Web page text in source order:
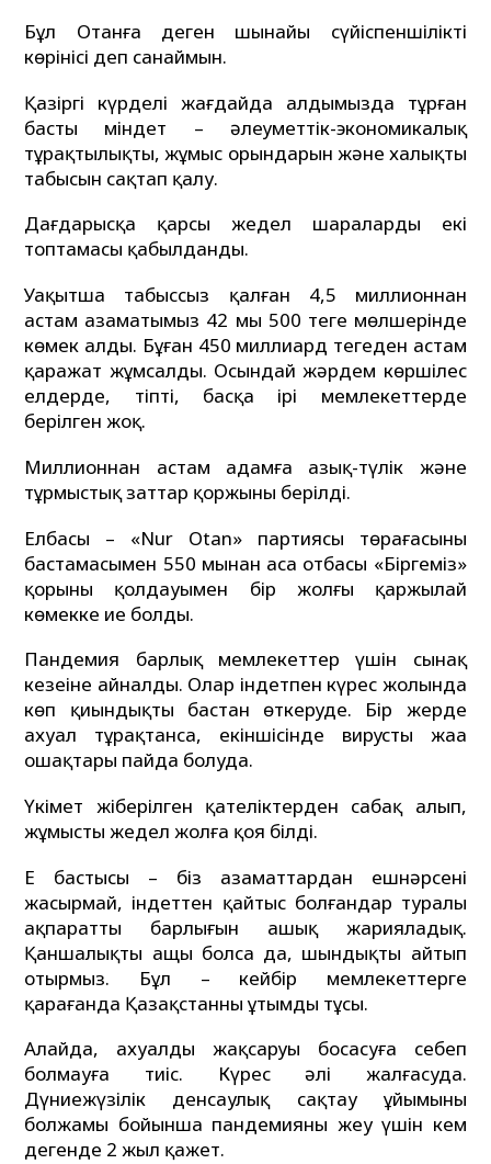
Бұл Отанға деген шынайы сүйіспеншіліктің
көрінісі деп санаймын.
Қазіргі күрделі жағдайда алдымызда тұрған
басты міндет – әлеуметтік-экономикалық
тұрақтылықты, жұмыс орындарын және халықтың
табысын сақтап қалу.
Дағдарысқа қарсы жедел шаралардың екі
топтамасы қабылданды.
Уақытша табыссыз қалған 4,5 миллионнан
астам азаматымыз 42 мың 500 теңге мөлшерінде
көмек алды. Бұған 450 миллиард теңгеден астам
қаражат жұмсалды. Осындай жәрдем көршілес
елдерде, тіпті, басқа ірі мемлекеттерде
берілген жоқ.
Миллионнан астам адамға азық-түлік және
тұрмыстық заттар қоржыны берілді.
Елбасы – «Nur Otan» партиясы төрағасының
бастамасымен 550 мыңнан аса отбасы «Біргеміз»
қорының қолдауымен бір жолғы қаржылай
көмекке ие болды.
Пандемия барлық мемлекеттер үшін сынақ
кезеңіне айналды. Олар індетпен күрес жолында
көп қиындықты бастан өткеруде. Бір жерде
ахуал тұрақтанса, екіншісінде вирустың жаңа
ошақтары пайда болуда.
Үкімет жіберілген қателіктерден сабақ алып,
жұмысты жедел жолға қоя білді.
Ең бастысы – біз азаматтардан ешнәрсені
жасырмай, індеттен қайтыс болғандар туралы
ақпараттың барлығын ашық жарияладық.
Қаншалықты ащы болса да, шындықты айтып
отырмыз. Бұл – кейбір мемлекеттерге
қарағанда Қазақстанның ұтымды тұсы.
Алайда, ахуалдың жақсаруы босаңсуға себеп
болмауға тиіс. Күрес әлі жалғасуда.
Дүниежүзілік денсаулық сақтау ұйымының
болжамы бойынша пандемияны жеңу үшін кем
дегенде 2 жыл қажет.